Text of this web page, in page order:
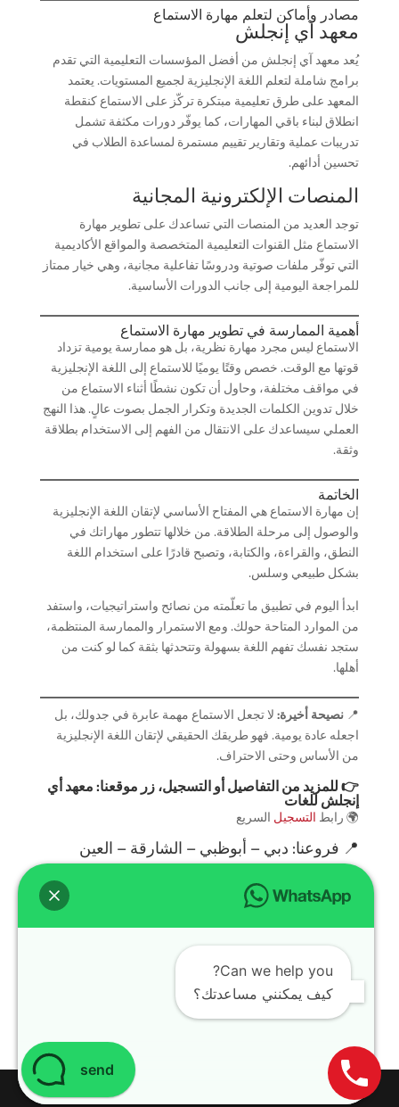
مصادر وأماكن لتعلم مهارة الاستماع
معهد آي إنجلش
يُعد معهد آي إنجلش من أفضل المؤسسات التعليمية التي تقدم
برامج شاملة لتعلم اللغة الإنجليزية لجميع المستويات. يعتمد
المعهد على طرق تعليمية مبتكرة تركّز على الاستماع كنقطة
انطلاق لبناء باقي المهارات، كما يوفّر دورات مكثفة تشمل
تدريبات عملية وتقارير تقييم مستمرة لمساعدة الطلاب في
تحسين أدائهم.
المنصات الإلكترونية المجانية
توجد العديد من المنصات التي تساعدك على تطوير مهارة
الاستماع مثل القنوات التعليمية المتخصصة والمواقع الأكاديمية
التي توفّر ملفات صوتية ودروسًا تفاعلية مجانية، وهي خيار ممتاز
للمراجعة اليومية إلى جانب الدورات الأساسية.
أهمية الممارسة في تطوير مهارة الاستماع
الاستماع ليس مجرد مهارة نظرية، بل هو ممارسة يومية تزداد
قوتها مع الوقت. خصص وقتًا يوميًا للاستماع إلى اللغة الإنجليزية
في مواقف مختلفة، وحاول أن تكون نشطًا أثناء الاستماع من
خلال تدوين الكلمات الجديدة وتكرار الجمل بصوت عالٍ. هذا النهج
العملي سيساعدك على الانتقال من الفهم إلى الاستخدام بطلاقة
وثقة.
الخاتمة
إن مهارة الاستماع هي المفتاح الأساسي لإتقان اللغة الإنجليزية
والوصول إلى مرحلة الطلاقة. من خلالها تتطور مهاراتك في
النطق، والقراءة، والكتابة، وتصبح قادرًا على استخدام اللغة
بشكل طبيعي وسلس.
ابدأ اليوم في تطبيق ما تعلّمته من نصائح واستراتيجيات، واستفد
من الموارد المتاحة حولك. ومع الاستمرار والممارسة المنتظمة،
ستجد نفسك تفهم اللغة بسهولة وتتحدثها بثقة كما لو كنت من
أهلها.
📍نصيحة أخيرة:لا تجعل الاستماع مهمة عابرة في جدولك، بل
اجعله عادة يومية. فهو طريقك الحقيقي لإتقان اللغة الإنجليزية
من الأساس وحتى الاحتراف.
👉 للمزيد من التفاصيل أو التسجيل، زر موقعنا:معهد أي
إنجلش للغات
🌍 رابطالتسجيلالسريع
📍 فروعنا: دبي – أبوظبي – الشارقة – العين
سوشيال ميديا
تابعنا لمعرفة العروض والجدول الأسبوعي:
🎥
TikTok
📱
Instagram
📘
Facebook
Design with | All rights reserved | Copyright 2024
Can we help you?
كيف يمكنني مساعدتك؟
send